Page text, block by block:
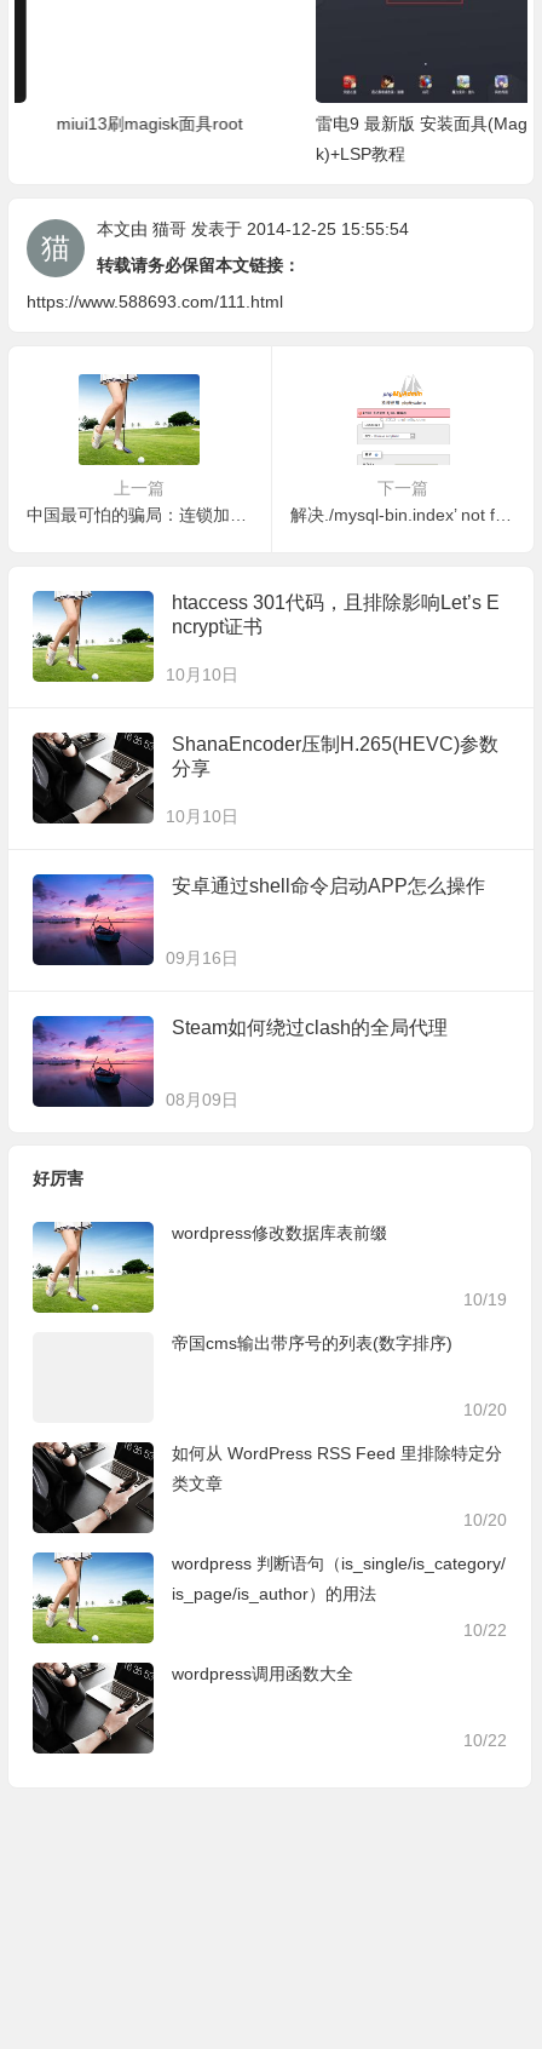
miui13刷magisk面具root
雷电9 最新版 安装面具(Magis
k)+LSP教程
本文由 猫哥发表于 2014-12-25 15:55:54
转载请务必保留本文链接：
https://www.588693.com/111.html
上一篇
中国最可怕的骗局：连锁加盟！看完让您陡增10年生意经验！
下一篇
解决./mysql-bin.index’ not found (Errcode: 13)
htaccess 301代码，且排除影响Let’s E
ncrypt证书
10月10日
ShanaEncoder压制H.265(HEVC)参数
分享
10月10日
安卓通过shell命令启动APP怎么操作
09月16日
Steam如何绕过clash的全局代理
08月09日
好厉害
wordpress修改数据库表前缀
10/19
帝国cms输出带序号的列表(数字排序)
10/20
如何从 WordPress RSS Feed 里排除特定分
类文章
10/20
wordpress 判断语句（is_single/is_category/
is_page/is_author）的用法
10/22
wordpress调用函数大全
10/22